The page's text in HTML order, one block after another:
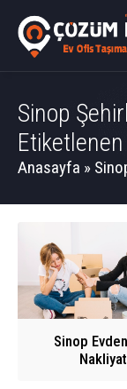
Sinop
Anasayfa »
Sinop
Nakliyat